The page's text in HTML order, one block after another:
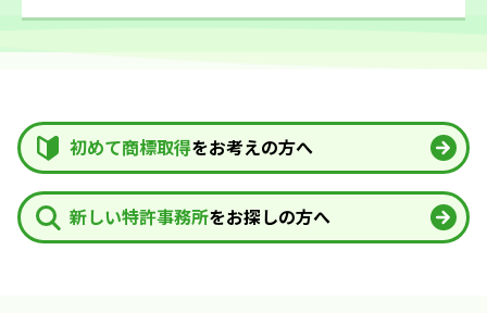
初めて商標取得をお考えの方へ
新しい特許事務所をお探しの方へ